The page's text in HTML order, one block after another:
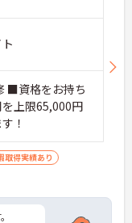
■資格をお持ち
上限65,000円
！
取得実績あり